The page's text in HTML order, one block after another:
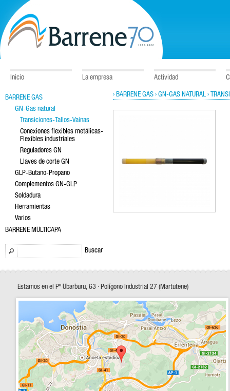
Inicio La empresa Actividad
BARRENE GAS
GN-Gas natural
Transiciones-Tallos-Vainas
Conexiones flexibles metálicas-
Flexibles industriales
Reguladores GN
Llaves de corte GN
GLP-Butano-Propano
Complementos GN-GLP
Soldadura
Herramientas
Varios
BARRENE MULTICAPA
Buscar
› BARRENE GAS › GN-GAS NATURAL ›
Estamos en el Pº Ubarburu, 63 · Polígono Industrial 27 (Martutene)